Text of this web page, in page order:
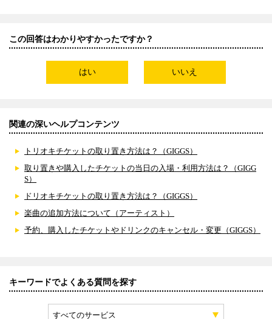
この回答はわかりやすかったですか？
はい いいえ
関連の深いヘルプコンテンツ
トリオキチケットの取り置き方法は？（GIGGS）
取り置きや購入したチケットの当日の入場・利用方法は？（GIGG
S）
ドリオキチケットの取り置き方法は？（GIGGS）
楽曲の追加方法について（アーティスト）
予約、購入したチケットやドリンクのキャンセル・変更（GIGGS）
キーワードでよくある質問を探す
すべてのサービス